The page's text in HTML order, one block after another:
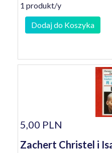
1 produkt/y
Dodaj do Koszyka
5,00 PLN
Zachert Christel i